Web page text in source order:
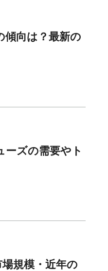
傾向は？最新の
ズの需要やト
規模・近年の